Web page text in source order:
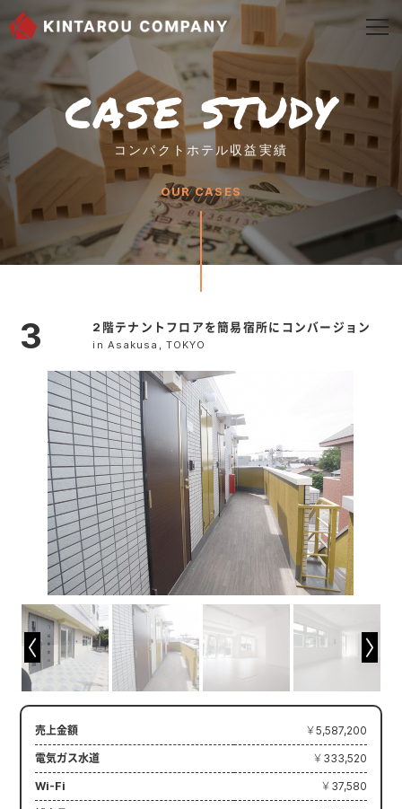
CASE STUDY
コンパクトホテル収益実績
OUR CASES
3 2階テナントフロアを簡易宿所にコンバージョン
in Asakusa, TOKYO
売上金額 ￥5,587,200
電気ガス水道 ￥333,520
Wi-Fi ￥37,580